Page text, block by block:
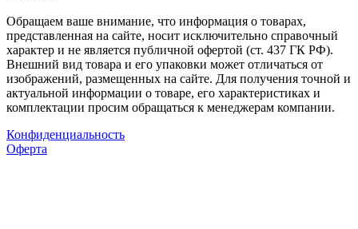
Обращаем ваше внимание, что информация о товарах,
представленная на сайте, носит исключительно справочный
характер и не является публичной офертой (ст. 437 ГК РФ).
Внешний вид товара и его упаковки может отличаться от
изображений, размещенных на сайте. Для получения точной и
актуальной информации о товаре, его характеристиках и
комплектации просим обращаться к менеджерам компании.
Конфиденциальность
Оферта